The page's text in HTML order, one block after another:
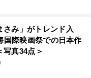
さみ」がトレンド入
国際映画祭での日本作
写真34点＞